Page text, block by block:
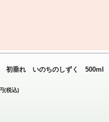
初垂れ いのちのしずく 500ml
(税込)